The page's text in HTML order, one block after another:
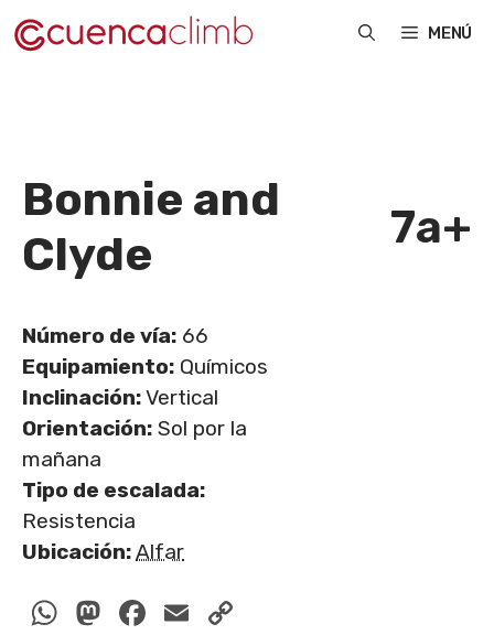
Saltar
al
MENÚ
Bonnie and
Clyde
7a+
Número de vía: 66
Equipamiento: Químicos
Inclinación:Vertical
Orientación: Sol por la
mañana
Tipo de escalada:
Resistencia
Ubicación:Alfar
WhatsApp
Mastodon
Facebook
Email